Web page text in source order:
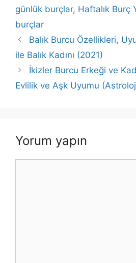
günlük burçlar, Haftalık Burç
burçlar
Balık Burcu Özellikleri,
ile Balık Kadını (2021)
İkizler Burcu Erkeği ve
Evlilik ve Aşk Uyumu
Yorum yapın